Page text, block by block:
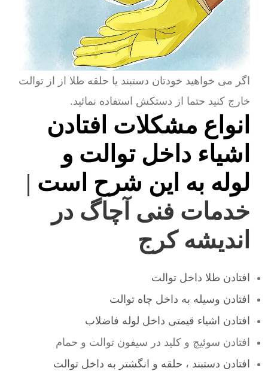
اگر می خواهید خودتان دستبند یا حلقه طلا از از توالت
خارج کنید حتما از دستکش استفاده نمائید.
انواع مشکلات افتادن
اشیاء داخل توالت و
لوله به این شرح است |
خدمات فنی آچاگ در
اندیشه کرج
افتادن طلا داخل توالت
افتادن وسیله به داخل چاه توالت
افتادن اشیاء قیمتی داخل لوله فاضلاب
افتادن سوئیچ و کلید در سیفون توالت و حمام
افتادن دستبند ، حلقه و انگشتر به داخل توالت